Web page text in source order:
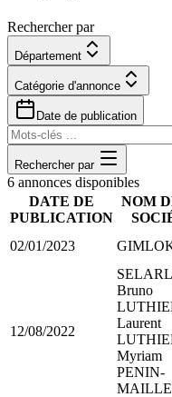
Rechercher par
Département
Catégorie d'annonce
Date de publication
Rechercher par
6 annonces disponibles
DATE DE
PUBLICATION
NOM
02/01/2023
12/08/2022
SELARL
Bruno
Laurent
Myriam
PENIN-